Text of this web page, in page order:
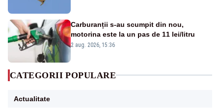
Carburanții s-au scumpit din nou,
motorina este la un pas de 11 lei/litru
2 aug. 2026, 15:36
CATEGORII POPULARE
Actualitate